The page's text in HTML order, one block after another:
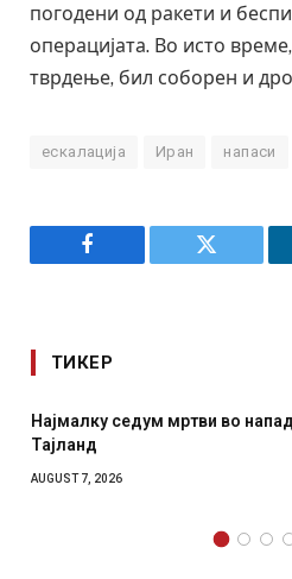
погодени од ракети и
операцијата. Во исто
тврдење, бил соборен и
ескалација Иран напаси
Facebook Twitter
ТИКЕР
во
СОЗИС: